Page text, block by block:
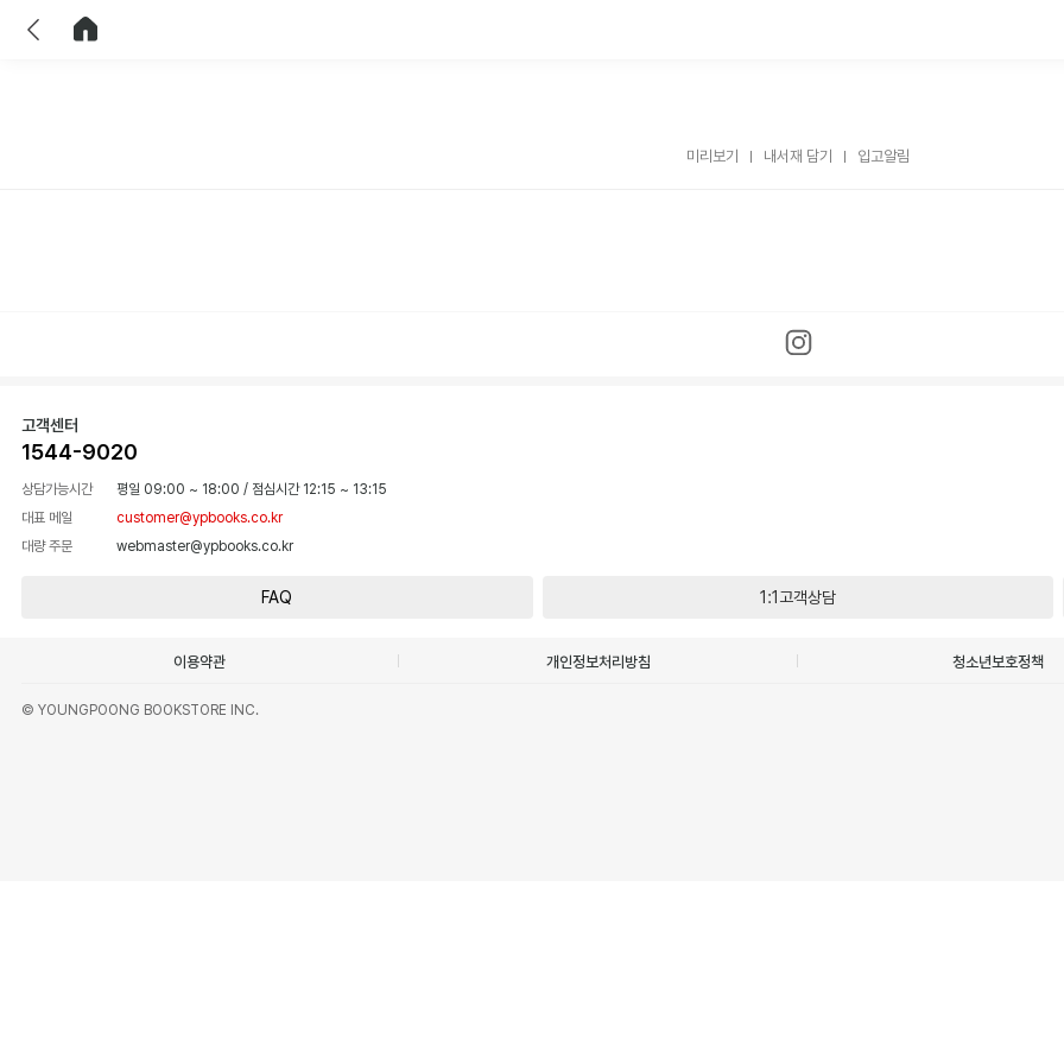
미리보기 내서재 담기 입고알림
고객센터
1544-9020
상담가능시간 평일 09:00 ~ 18:00 / 점심시간 12:15 ~ 13:15
대표 메일
customer@ypbooks.co.kr
대량 주문
webmaster@ypbooks.co.kr
FAQ 1:1고객상담
이용약관 개인정보처리방침 청소년보호정책
© YOUNGPOONG BOOKSTORE INC.